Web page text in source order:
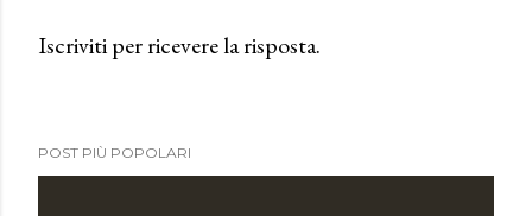
t
Iscriviti per ricevere la risposta.
POST PIÙ POPOLARI